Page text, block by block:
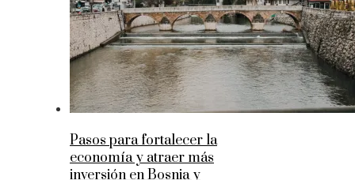
Pasos para fortalecer la
economía y atraer más
inversión en Bosnia y